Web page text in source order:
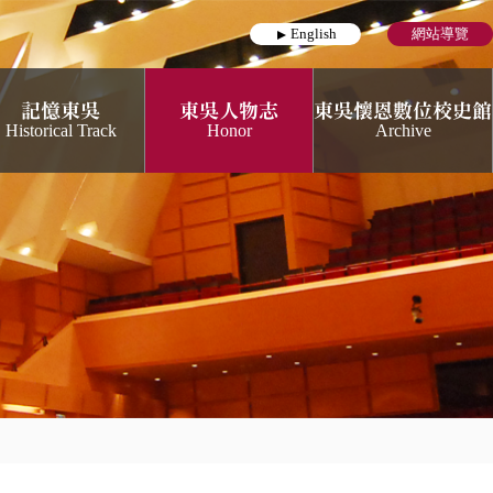
English 網站導覽
記憶東吳
Historical Track
東吳人物志
Honor
東吳懷恩數位校史館
Archive